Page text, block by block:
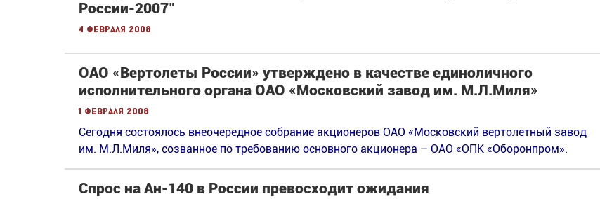
России-2007"
4 февраля 2008
ОАО «Вертолеты России» утверждено в качестве единоличного
исполнительного органа ОАО «Московский завод им. М.Л.Миля»
1 февраля 2008
Сегодня состоялось внеочередное собрание акционеров ОАО «Московский вертолетный завод
им. М.Л.Миля», созванное по требованию основного акционера – ОАО «ОПК «Оборонпром».
Спрос на Ан-140 в России превосходит ожидания